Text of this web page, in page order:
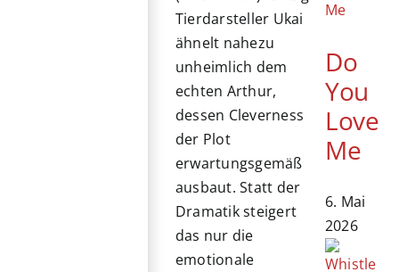
Tierdarsteller Ukai
ähnelt nahezu
unheimlich dem
echten Arthur,
dessen Cleverness
der Plot
erwartungsgemäß
ausbaut. Statt der
Dramatik steigert
das nur die
emotionale
Do
You
Love
Me
6. Mai
2026